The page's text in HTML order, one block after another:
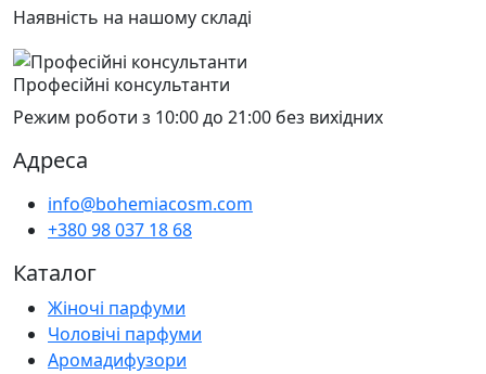
Наявність на нашому складі
Професійні консультанти
Режим роботи з 10:00 до 21:00 без вихідних
Адреса
info@bohemiacosm.com
+380 98 037 18 68
Каталог
Жіночі парфуми
Чоловічі парфуми
Аромадифузори